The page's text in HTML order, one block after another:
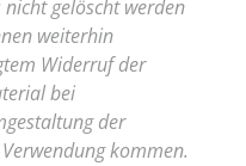
gelöscht werden
weiterhin
Widerruf der
bei
der
kommen.